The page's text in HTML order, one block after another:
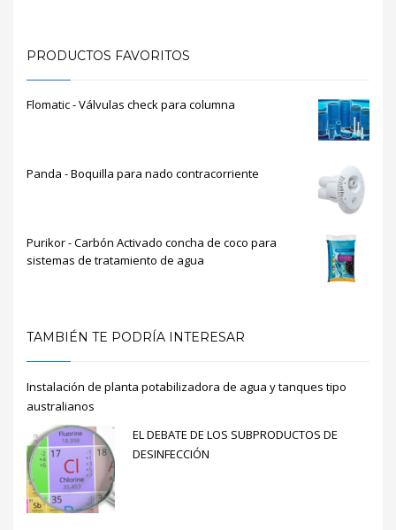
PRODUCTOS FAVORITOS
Flomatic - Válvulas check para columna
Panda - Boquilla para nado contracorriente
Purikor - Carbón Activado concha de coco para
sistemas de tratamiento de agua
TAMBIÉN TE PODRÍA INTERESAR
Instalación de planta potabilizadora de agua y tanques tipo
australianos
EL DEBATE DE LOS SUBPRODUCTOS DE
DESINFECCIÓN